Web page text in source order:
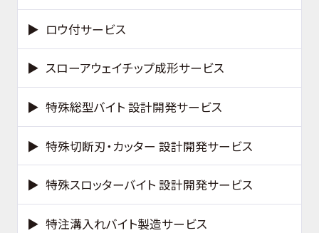
ロウ付サービス
スローアウェイチップ成形サービス
特殊総型バイト 設計開発サービス
特殊切断刃・カッター 設計開発サービス
特殊スロッターバイト 設計開発サービス
特注溝入れバイト製造サービス